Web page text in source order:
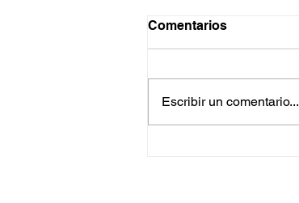
Comentarios
Escribir un comentario...